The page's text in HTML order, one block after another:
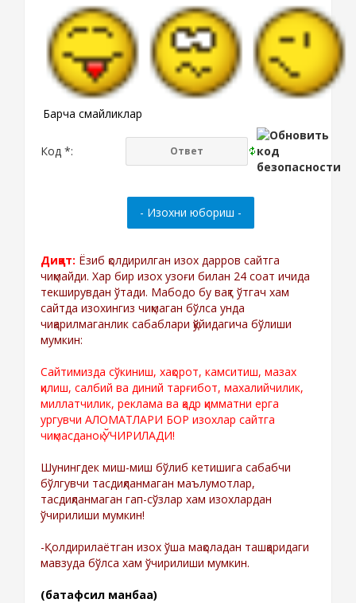
Барча смайликлар
Код *:
Диққат: Ёзиб қолдирилган изох дарров сайтга
чиқмайди. Хар бир изох узоғи билан 24 соат ичида
текширувдан ўтади. Мабодо бу вақт ўтгач хам
сайтда изохингиз чиқмаган бўлса унда
чиқарилмаганлик сабаблари қўйидагича бўлиши
мумкин:
Сайтимизда сўкиниш, хақорот, камситиш, мазах
қилиш, салбий ва диний тарғибот, махалийчилик,
миллатчилик, реклама ва қадр қимматни ерга
ургувчи АЛОМАТЛАРИ БОР изохлар сайтга
чиқмасданоқ ЎЧИРИЛАДИ!
Шунингдек миш-миш бўлиб кетишига сабабчи
бўлгувчи тасдиқланмаган маълумотлар,
тасдиқланмаган гап-сўзлар хам изохлардан
ўчирилиши мумкин!
-Қолдирилаётган изох ўша мақоладан ташқаридаги
мавзуда бўлса хам ўчирилиши мумкин.
(батафсил манбаа)